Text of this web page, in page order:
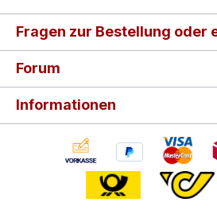
Fragen zur Bestellung oder
Forum
Informationen